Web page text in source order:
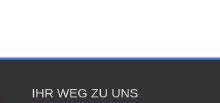
IHR WEG ZU UNS